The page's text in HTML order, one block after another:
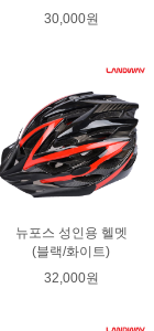
30,000원
뉴포스 성인용 헬멧
(블랙/화이트)
32,000원